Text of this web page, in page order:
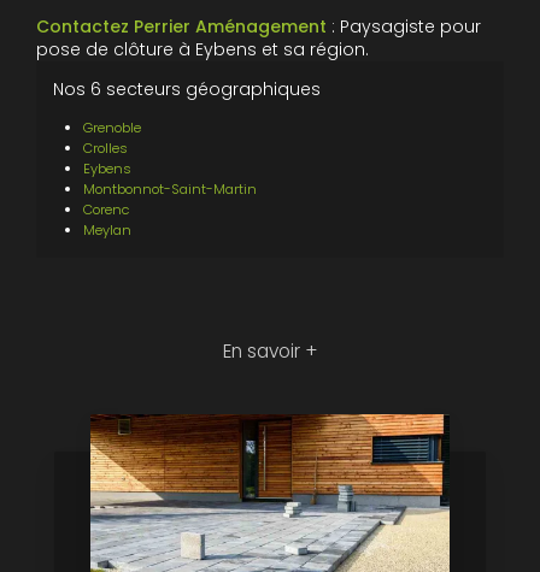
Contactez Perrier Aménagement : Paysagiste pour
pose de clôture à Eybens et sa région.
Nos 6 secteurs géographiques
Grenoble
Crolles
Eybens
Montbonnot-Saint-Martin
Corenc
Meylan
En savoir +